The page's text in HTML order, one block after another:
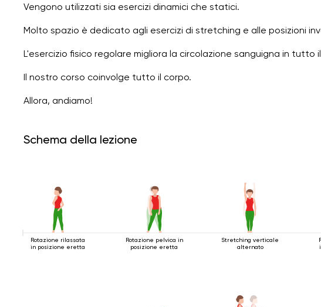
Vengono utilizzati sia esercizi dinamici che statici.
Molto spazio è dedicato agli esercizi di stretching e alle posizioni
L'esercizio fisico regolare migliora la circolazione sanguigna in tutto
Il nostro corso coinvolge tutto il corpo.
Allora, andiamo!
Schema della lezione
Rotazione rilassata
in posizione eretta
Rotazione pelvica in
posizione eretta
Stretching verticale
alternato